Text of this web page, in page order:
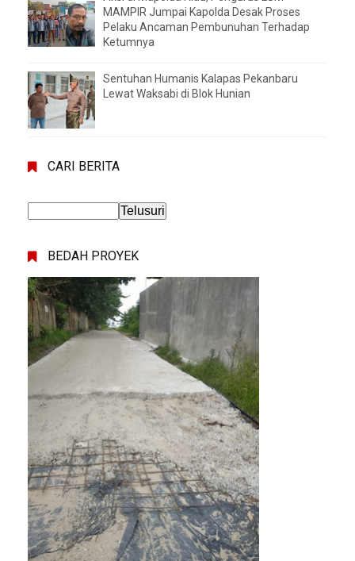
MAMPIR Jumpai Kapolda Desak Proses
Pelaku Ancaman Pembunuhan Terhadap
Ketumnya
Sentuhan Humanis Kalapas Pekanbaru
Lewat Waksabi di Blok Hunian
CARI BERITA
BEDAH PROYEK